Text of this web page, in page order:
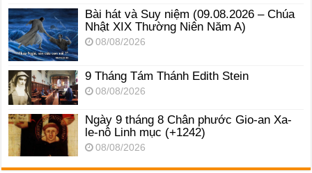
Bài hát và Suy niệm (09.08.2026 – Chúa
Nhật XIX Thường Niên Năm A)
08/08/2026
9 Tháng Tám Thánh Edith Stein
08/08/2026
Ngày 9 tháng 8 Chân phước Gio-an Xa-
le-nô Linh mục (+1242)
08/08/2026